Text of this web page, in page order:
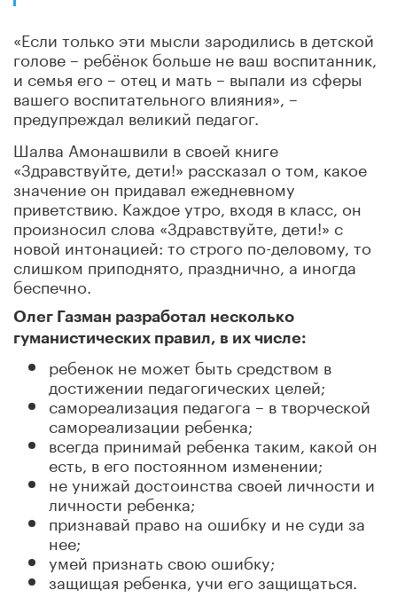
«Если только эти мысли зародились в детской
голове – ребёнок больше не ваш воспитанник,
и семья его – отец и мать – выпали из сферы
вашего воспитательного влияния», –
предупреждал великий педагог.
Шалва Амонашвили в своей книге
«Здравствуйте, дети!» рассказал о том, какое
значение он придавал ежедневному
приветствию. Каждое утро, входя в класс, он
произносил слова «Здравствуйте, дети!» с
новой интонацией: то строго по-деловому, то
слишком приподнято, празднично, а иногда
беспечно.
Олег Газман разработал несколько
гуманистических правил, в их числе:
ребенок не может быть средством в
достижении педагогических целей;
самореализация педагога – в творческой
самореализации ребенка;
всегда принимай ребенка таким, какой он
есть, в его постоянном изменении;
не унижай достоинства своей личности и
личности ребенка;
признавай право на ошибку и не суди за
нее;
умей признать свою ошибку;
защищая ребенка, учи его защищаться.